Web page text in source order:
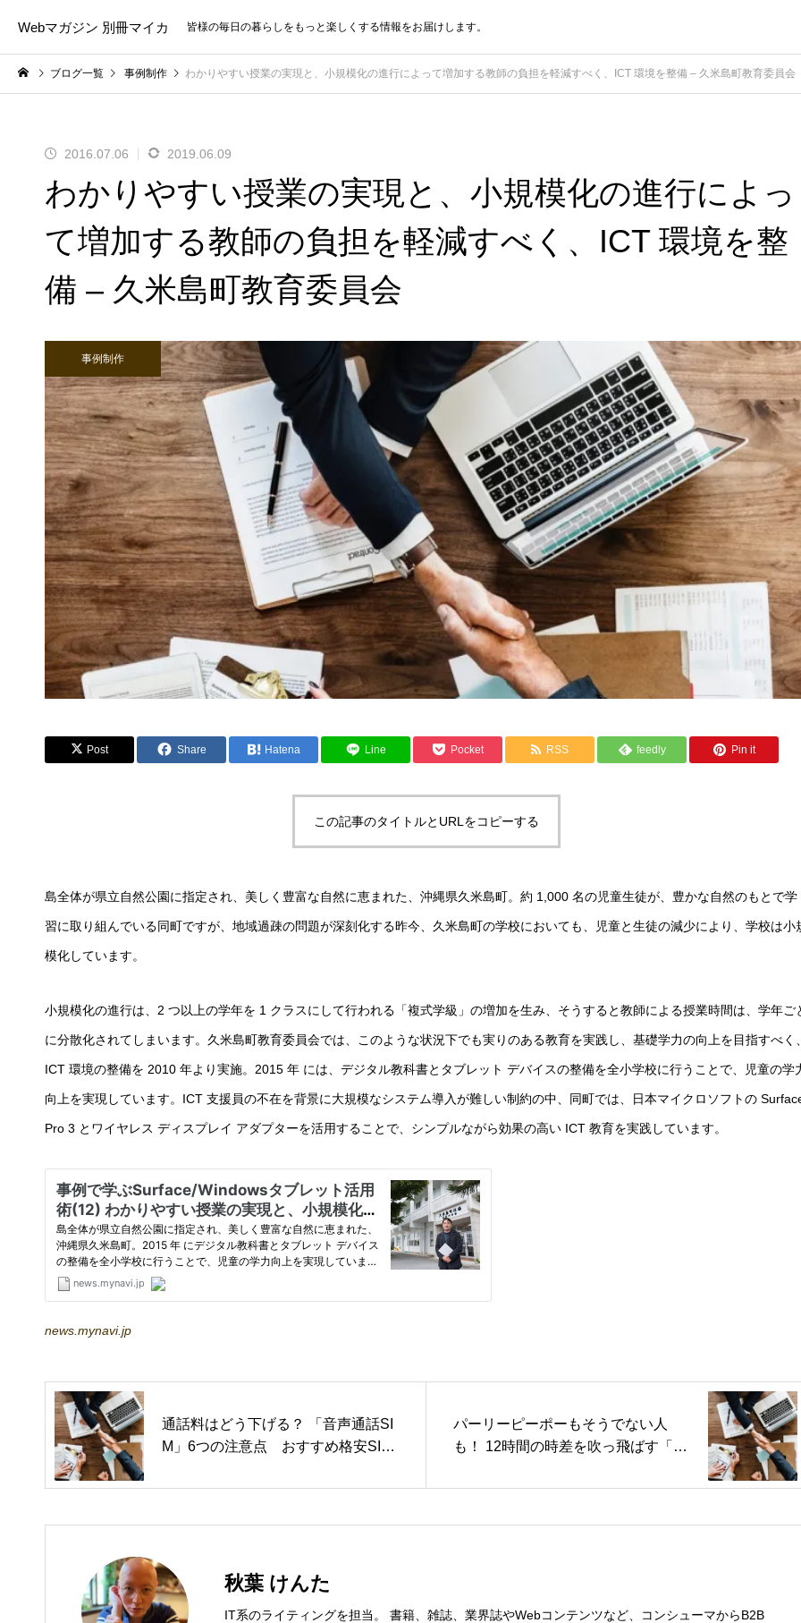
Webマガジン 別冊マイカ 皆様の毎日の暮らしをもっと楽しくする情報をお届けします。
ブログ一覧 事例制作 わかりやすい授業の実現と、小規模化の進行によって増加する教師の負担を軽減すべく、ICT 環境を整備 – 久米島町教育委員会
2016.07.06 2019.06.09
わかりやすい授業の実現と、小規模化の進行によっ
て増加する教師の負担を軽減すべく、ICT 環境を整
備 – 久米島町教育委員会
事例制作
Post Share Hatena Line Pocket RSS feedly Pin it
この記事のタイトルとURLをコピーする
島全体が県立自然公園に指定され、美しく豊富な自然に恵まれた、沖縄県久米島町。約 1,000 名の児童生徒が、豊かな自然のもとで学
習に取り組んでいる同町ですが、地域過疎の問題が深刻化する昨今、久米島町の学校においても、児童と生徒の減少により、学校は小
模化しています。
小規模化の進行は、2 つ以上の学年を 1 クラスにして行われる「複式学級」の増加を生み、そうすると教師による授業時間は、学年ご
に分散化されてしまいます。久米島町教育委員会では、このような状況下でも実りのある教育を実践し、基礎学力の向上を目指すべく、
ICT 環境の整備を 2010 年より実施。2015 年 には、デジタル教科書とタブレット デバイスの整備を全小学校に行うことで、児童の学
向上を実現しています。ICT 支援員の不在を背景に大規模なシステム導入が難しい制約の中、同町では、日本マイクロソフトの
Pro 3 とワイヤレス ディスプレイ アダプターを活用することで、シンプルながら効果の高い ICT 教育を実践しています。
news.mynavi.jp
通話料はどう下げる？ 「音声通話SI
M」6つの注意点 おすすめ格安SIM
パーリーピーポーもそうでない人
も！ 12時間の時差を吹っ飛ばす「ド
売（カカクコムマガジン）
秋葉 けんた
IT系のライティングを担当。 書籍、雑誌、業界誌やWebコンテンツなど、コンシューマからB2B